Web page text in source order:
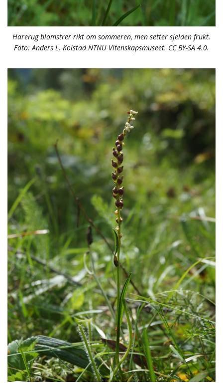
Harerug blomstrer rikt om sommeren, men setter sjelden frukt.
Foto: Anders L. Kolstad NTNU Vitenskapsmuseet. CC BY-SA 4.0.